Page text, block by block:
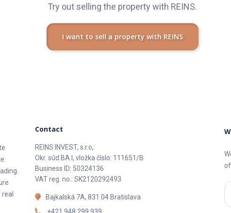
Try out selling the property with REINS.
I want to sell a property with REINS
Contact
REINS INVEST, s.r.o,
Okr. súd BA I, vložka číslo: 111651/B
Business ID: 50324136
VAT reg. no.: SK2120292493
Bajkalská 7A, 831 04 Bratislava
+421 948 299 939